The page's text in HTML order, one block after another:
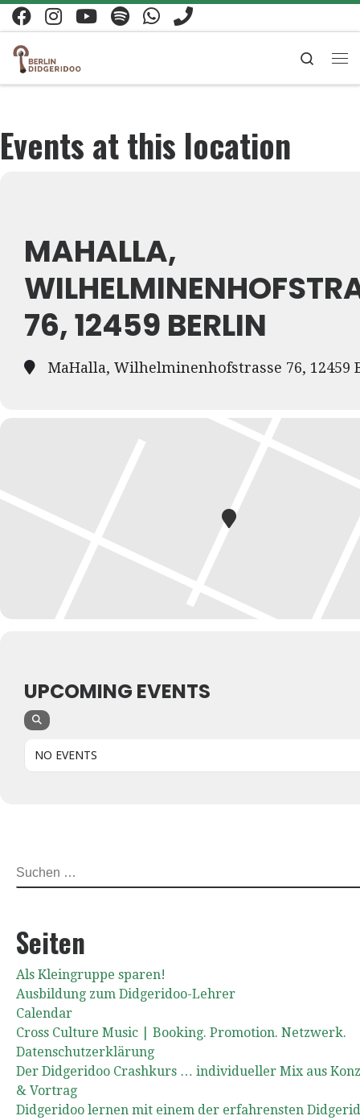
Zum Inhalt springen
Search
Events at this location
MAHALLA,
76, 12459 BERLIN
MaHalla, Wilhelminenhofstrasse 76, 12459
UPCOMING EVENTS
NO EVENTS
SUCHE
Seiten
Als Kleingruppe sparen!
Ausbildung zum Didgeridoo-Lehrer
Calendar
Cross Culture Music | Booking. Promotion. Netzwerk.
Datenschutzerklärung
Der Didgeridoo Crashkurs … individueller Mix aus
& Vortrag
Didgeridoo lernen mit einem der erfahrensten